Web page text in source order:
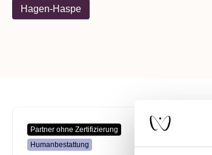
Hagen-Haspe
Partner ohne Zertifizierung
Humanbestattung